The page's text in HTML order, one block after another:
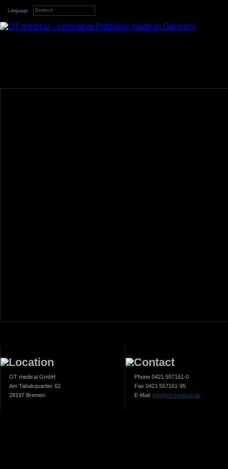
Language Deutsch
OT medical GmbH
Am Tabakquartier 62
28197 Bremen
Phone 0421 557161-0
Fax 0421 557161-95
E-Mail: info@ot-medical.de